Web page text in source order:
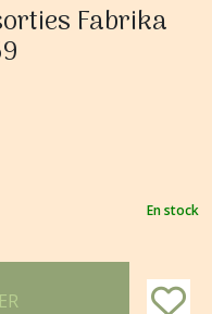
Fabrika
En stock